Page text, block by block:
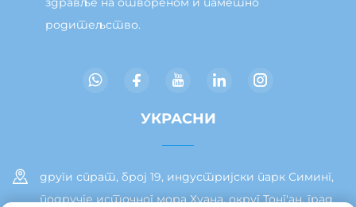
родитељство.
УКРАСНИ
други спрат, број 19, индустријски парк Симинг,
подручје источног мора Хуана, округ Тонг'ан, град